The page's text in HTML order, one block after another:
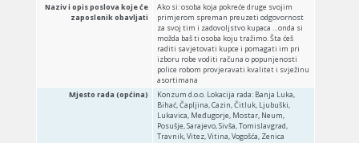
Naziv i opis poslova koje će
zaposlenik obavljati
Ako si: osoba koja pokreće druge svojim
primjerom spreman preuzeti odgovornost
za svoj tim i zadovoljstvo kupaca …onda si
možda baš ti osoba koju tražimo. Šta ćeš
raditi savjetovati kupce i pomagati im pri
izboru robe voditi računa o popunjenosti
police robom provjeravati kvalitet i svježinu
asortimana
Mjesto rada (općina)
Konzum d.o.o. Lokacija rada: Banja Luka,
Bihać, Čapljina, Cazin, Čitluk, Ljubuški,
Lukavica, Međugorje, Mostar, Neum,
Posušje, Sarajevo, Sivša, Tomislavgrad,
Travnik, Vitez, Vitina, Vogošća, Zenica